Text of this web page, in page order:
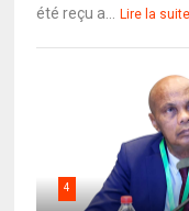
été reçu a...
Lire la suite
4